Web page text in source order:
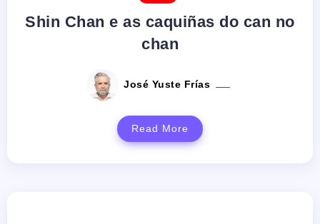
Shin Chan e as caquiñas do can no
chan
José Yuste Frías
Read More